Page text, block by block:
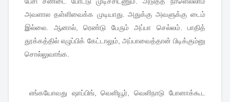
அவளால தள்ளிவைக்க முடியாது .அதுக்கு அவளுக்கு டைம்
இல்லை
ஆனால், ரெண்டு பேரும் அப்பா செல்லம். பாதித்
தூக்கத்தில் எழுப்பிக் கேட்டாலும், அப்பாவைத்தான் பிடிக்கும்னு
சொல்லுவாங்க
எங்கயோவது ஷாப்பிங் ,வெளியூர் ,வெளிநாடு
போனாக்கூட